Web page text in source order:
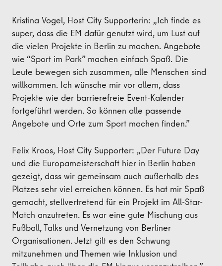
Kristina Vogel, Host City Supporterin: „Ich finde es
super, dass die EM dafür genutzt wird, um Lust auf
die vielen Projekte in Berlin zu machen. Angebote
wie “Sport im Park” machen einfach Spaß. Die
Leute bewegen sich zusammen, alle Menschen sind
willkommen. Ich wünsche mir vor allem, dass
Projekte wie der barrierefreie Event-Kalender
fortgeführt werden. So können alle passende
Angebote und Orte zum Sport machen finden.”
Felix Kroos, Host City Supporter: „Der Future Day
und die Europameisterschaft hier in Berlin haben
gezeigt, dass wir gemeinsam auch außerhalb des
Platzes sehr viel erreichen können. Es hat mir Spaß
gemacht, stellvertretend für ein Projekt im All-Star-
Match anzutreten. Es war eine gute Mischung aus
Fußball, Talks und Vernetzung von Berliner
Organisationen. Jetzt gilt es den Schwung
mitzunehmen und Themen wie Inklusion und